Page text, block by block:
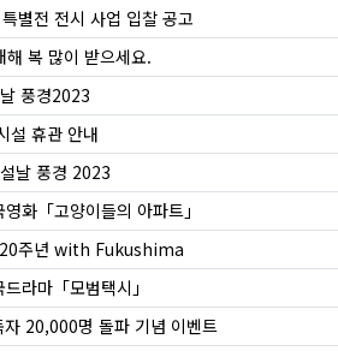
별전 전시 사업 입찰 공고
복 많이 받으세요.
풍경2023
설 휴관 안내
날 풍경 2023
화「고양이들의 아파트」
20주년 with Fukushima
라마「모범택시」
20,000명 돌파 기념 이벤트